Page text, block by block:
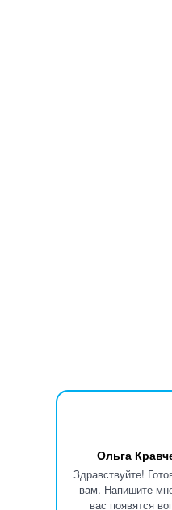
Ольга
Здравствуйте!
вам. Напишите
вас появятся